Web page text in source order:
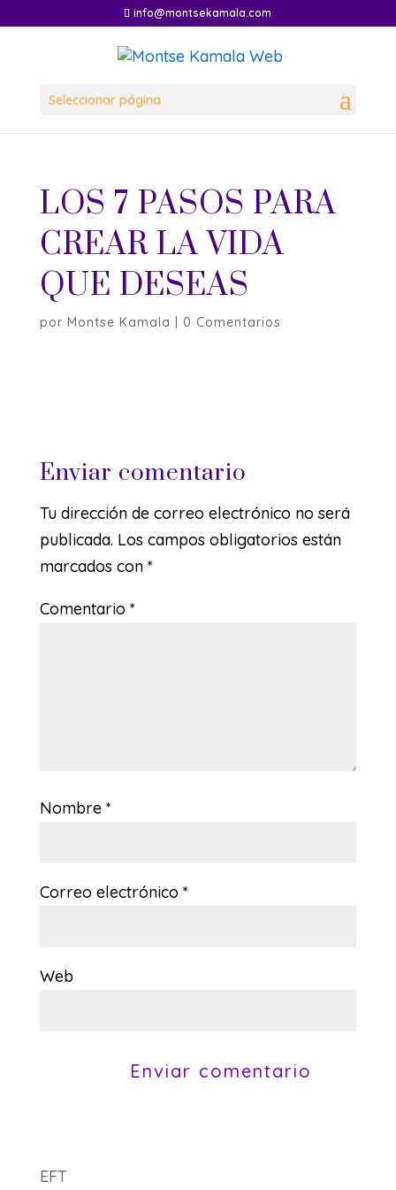
info@montsekamala.com
Seleccionar página
LOS 7 PASOS PARA
CREAR LA VIDA
QUE DESEAS
por Montse Kamala 0 Comentarios
Enviar comentario
Tu dirección de correo electrónico no será
publicada. Los campos obligatorios están
marcados con *
Comentario *
Nombre *
Correo electrónico *
Web
EFT